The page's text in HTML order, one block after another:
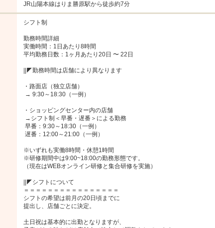
JR山陽本線はりま勝原駅から徒歩約7分
シフト制
勤務時間詳細
実働時間：1日あたり8時間
平均勤務日数：1ヶ月あたり20日 〜 22日
||◤勤務時間は店舗により異なります
・路面店（独立店舗）
・ショッピングセンター内の店舗
※いずれも実働8時間・休憩1時間
※研修期間中は9:00~18:00の勤務形態です。
（現在はWEBオンライン研修と集合研修を実施）
||◤シフトについて
＝＝＝＝＝＝＝＝＝＝＝＝＝＝＝＝
シフトの希望は前月の20日頃までに
提出し、店舗ごとに決定。
土日祝は基本的に出勤となりますが、